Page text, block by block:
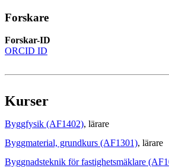
Forskare
Forskar-ID
ORCID ID
Kurser
Byggfysik (AF1402), lärare
Byggmaterial, grundkurs (AF1301), lärare
Byggnadsteknik för fastighetsmäklare